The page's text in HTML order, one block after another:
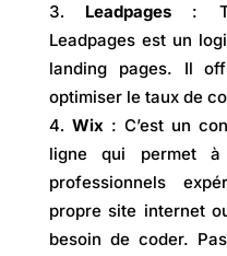
Leadpages
:
Leadpages est un
landing pages. Il
optimiser le taux de
Wix : C’est un
ligne qui permet à
professionnels
propre site internet
besoin de coder.